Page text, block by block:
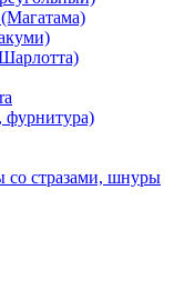
фурнитура)
стразами, шнуры